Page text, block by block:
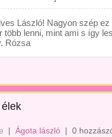
László! Nagyon szép
több lenni, mint ami s így
Rózsa
| Ágota lászló | 0